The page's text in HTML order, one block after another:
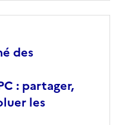
des
: partager,
les